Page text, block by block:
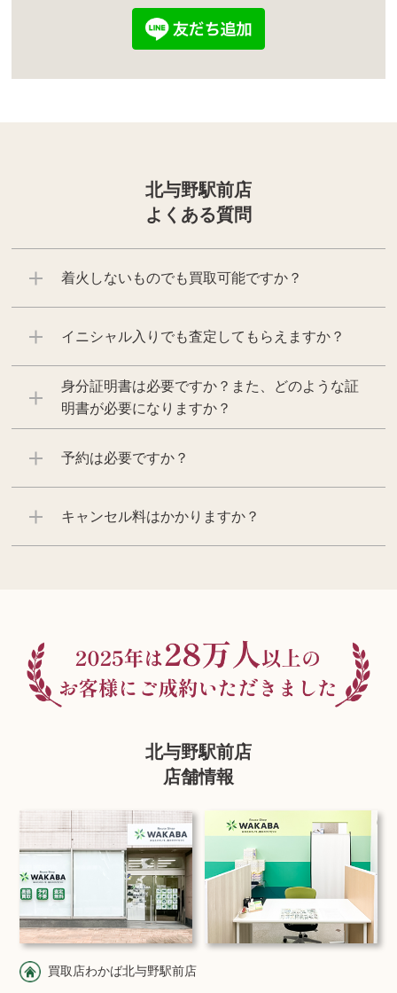
北与野駅前店
よくある質問
着火しないものでも買取可能ですか？
イニシャル入りでも査定してもらえますか？
身分証明書は必要ですか？また、どのような証
明書が必要になりますか？
予約は必要ですか？
キャンセル料はかかりますか？
北与野駅前店
店舗情報
買取店わかば北与野駅前店